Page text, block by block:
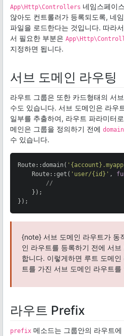
App\Http\Controllers 네임스페이
않아도 컨트롤러가 등록되도록, 네
파일을 로드한다는 것입니다. 따라
서 필요한 부분은
지정하면 됩니다.
서브 도메인 라우팅
라우트 그룹은 또한 카드형태의 서
수도 있습니다. 서브 도메인은 라우
일부를 추출하여, 라우트 파라미터
메인은 그룹을 정의하기 전에 domain
수 있습니다.
Route::domain(
    Route::get(
'user/{id}' ,
//
    });
});
{note} 서브 도메인 라우트가 동
인 라우트를 등록하기 전에 서
합니다. 이렇게하면 루트 도메
트를 가진 서브 도메인 라우트
라우트 Prefix
prefix 메소드는 그룹안의 라우트